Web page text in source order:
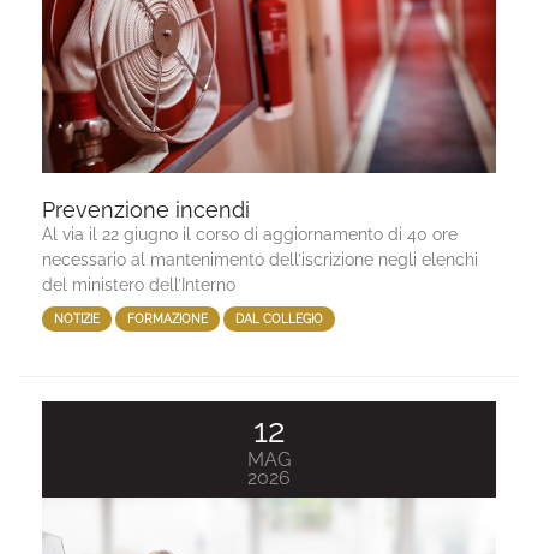
Prevenzione incendi
Al via il 22 giugno il corso di aggiornamento di 40 ore
necessario al mantenimento dell’iscrizione negli elenchi
del ministero dell’Interno
NOTIZIE FORMAZIONE DAL COLLEGIO
12
MAG
2026